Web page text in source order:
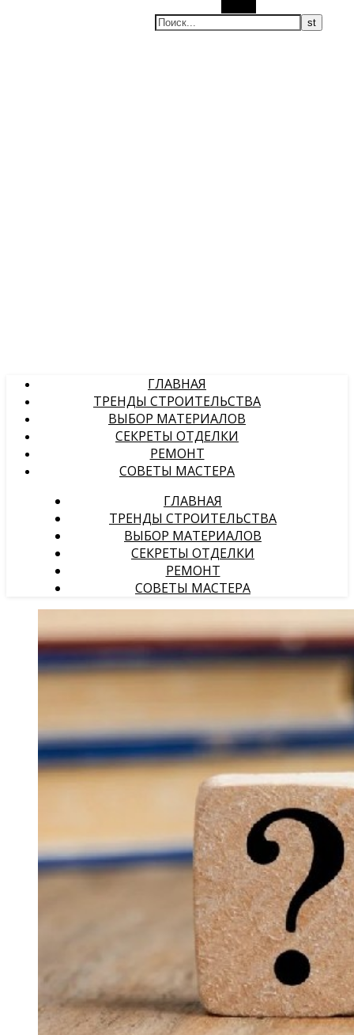
ГЛАВНАЯ
ТРЕНДЫ СТРОИТЕЛЬСТВА
ВЫБОР МАТЕРИАЛОВ
СЕКРЕТЫ ОТДЕЛКИ
РЕМОНТ
СОВЕТЫ МАСТЕРА
ГЛАВНАЯ
ТРЕНДЫ СТРОИТЕЛЬСТВА
ВЫБОР МАТЕРИАЛОВ
СЕКРЕТЫ ОТДЕЛКИ
РЕМОНТ
СОВЕТЫ МАСТЕРА